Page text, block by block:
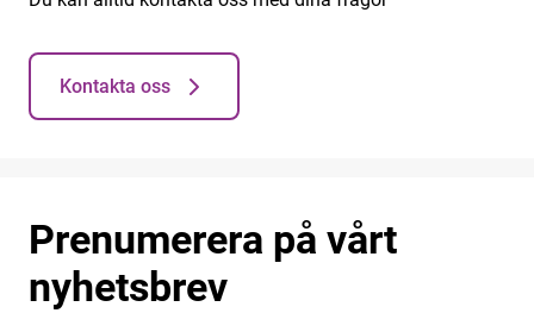
Kontakta oss
Prenumerera på vårt
nyhetsbrev